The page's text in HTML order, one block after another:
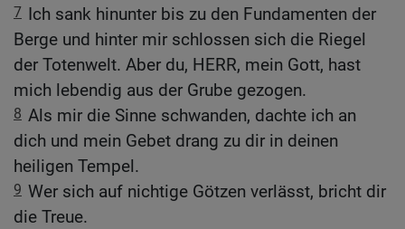
7 Ich sank hinunter bis zu den Fundamenten der
Berge und hinter mir schlossen sich die Riegel
der Totenwelt. Aber du, HERR, mein Gott, hast
mich lebendig aus der Grube gezogen.
8 Als mir die Sinne schwanden, dachte ich an
dich und mein Gebet drang zu dir in deinen
heiligen Tempel.
9 Wer sich auf nichtige Götzen verlässt, bricht dir
die Treue.